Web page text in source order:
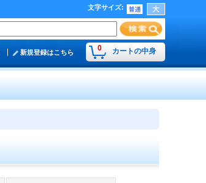
文字サイズ:
0 カートの中身
新規登録はこちら